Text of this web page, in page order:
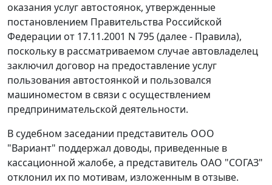
оказания услуг автостоянок, утвержденные
постановлением Правительства Российской
Федерации от 17.11.2001 N 795 (далее - Правила),
поскольку в рассматриваемом случае автовладелец
заключил договор на предоставление услуг
пользования автостоянкой и пользовался
машиноместом в связи с осуществлением
предпринимательской деятельности.
В судебном заседании представитель ООО
"Вариант" поддержал доводы, приведенные в
кассационной жалобе, а представитель ОАО "СОГАЗ"
отклонил их по мотивам, изложенным в отзыве.